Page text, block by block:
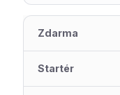
Zdarma
Startér